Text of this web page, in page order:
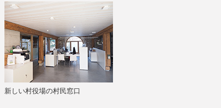
新しい村役場の村民窓口